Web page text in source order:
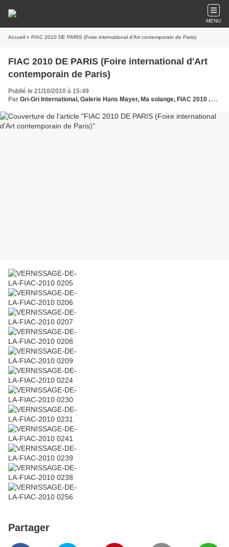
MENU
Accueil » FIAC 2010 DE PARIS (Foire international d'Art contemporain de Paris)
FIAC 2010 DE PARIS (Foire international d'Art
contemporain de Paris)
Publié le 21/10/2010 à 15:49
Par Gri-Gri International, Galerie Hans Mayer, Ma solange, FIAC 2010 , Boeti,
Partager